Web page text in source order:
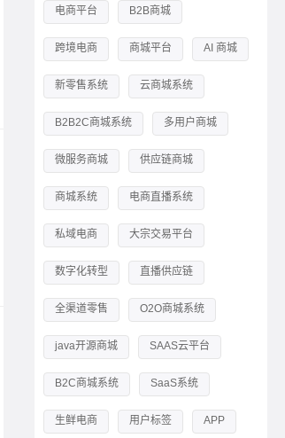
S2B2C
电商平台 B2B商城
跨境电商 商城平台 AI 商城
新零售系统 云商城系统
B2B2C商城系统 多用户商城
微服务商城 供应链商城
商城系统 电商直播系统
私域电商 大宗交易平台
数字化转型 直播供应链
全渠道零售 O2O商城系统
java开源商城 SAAS云平台
B2C商城系统 SaaS系统
生鲜电商 用户标签 APP